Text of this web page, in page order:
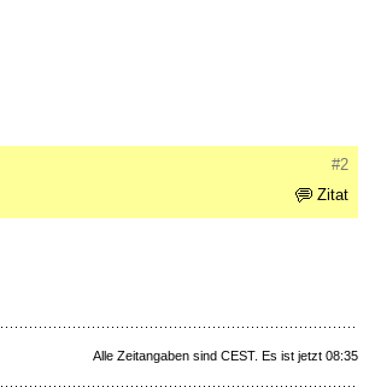
#2
Zitat
Alle Zeitangaben sind CEST. Es ist jetzt 08:35